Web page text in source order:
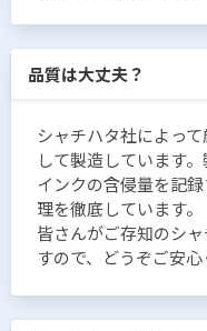
品質は大丈夫？
シャチハタ社によっ
して製造しています。
インクの含侵量を記
理を徹底しています。
皆さんがご存知のシ
すので、どうぞご安心